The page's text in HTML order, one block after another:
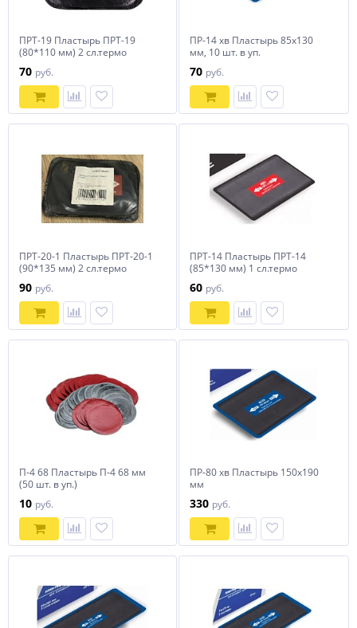
ПРТ-19 Пластырь ПРТ-19
(80*110 мм) 2 сл.термо
70 руб.
ПР-14 хв Пластырь 85х130
мм, 10 шт. в уп.
70 руб.
ПРТ-20-1 Пластырь ПРТ-20-1
(90*135 мм) 2 сл.термо
90 руб.
ПРТ-14 Пластырь ПРТ-14
(85*130 мм) 1 сл.термо
60 руб.
П-4 68 Пластырь П-4 68 мм
(50 шт. в уп.)
10 руб.
ПР-80 хв Пластырь 150х190
мм
330 руб.